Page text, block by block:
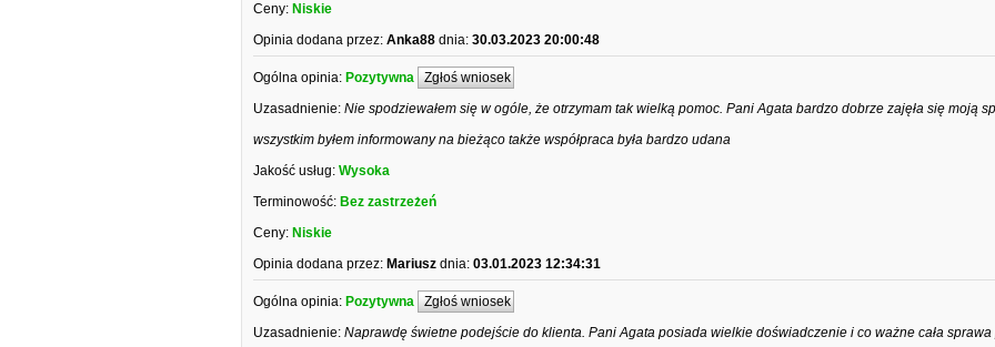
Ceny: Niskie
Opinia dodana przez: Anka88 dnia: 30.03.2023 20:00:48
Ogólna opinia: Pozytywna Zgłoś wniosek
Uzasadnienie: Nie spodziewałem się w ogóle, że otrzymam tak wielką pomoc. Pani Agata bardzo dobrze zajęła się moją
wszystkim byłem informowany na bieżąco także współpraca była bardzo udana
Jakość usług: Wysoka
Terminowość: Bez zastrzeżeń
Ceny: Niskie
Opinia dodana przez: Mariusz dnia: 03.01.2023 12:34:31
Ogólna opinia: Pozytywna Zgłoś wniosek
Uzasadnienie: Naprawdę świetne podejście do klienta. Pani Agata posiada wielkie doświadczenie i co ważne cała sprawa